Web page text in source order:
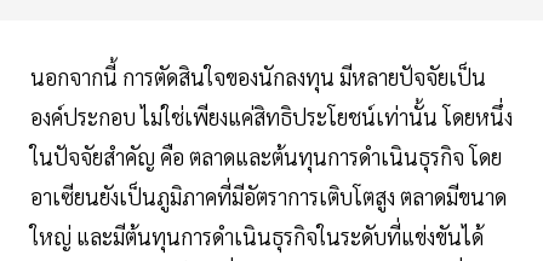
นอกจากนี้ การตัดสินใจของนักลงทุน มีหลายปัจจัยเป็น
องค์ประกอบ ไม่ใช่เพียงแค่สิทธิประโยชน์เท่านั้น โดยหนึ่ง
ในปัจจัยสำคัญ คือ ตลาดและต้นทุนการดำเนินธุรกิจ โดย
อาเซียนยังเป็นภูมิภาคที่มีอัตราการเติบโตสูง ตลาดมีขนาด
ใหญ่ และมีต้นทุนการดำเนินธุรกิจในระดับที่แข่งขันได้